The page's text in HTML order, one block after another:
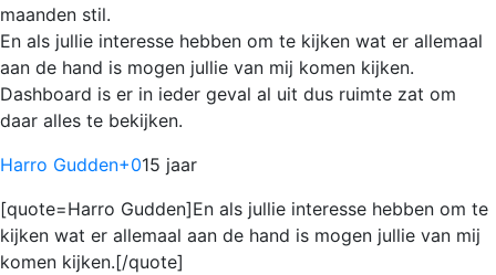
maanden stil.
En als jullie interesse hebben om te kijken wat er allemaal
aan de hand is mogen jullie van mij komen kijken.
Dashboard is er in ieder geval al uit dus ruimte zat om
daar alles te bekijken.
Harro Gudden+015 jaar
[quote=Harro Gudden]En als jullie interesse hebben om te
kijken wat er allemaal aan de hand is mogen jullie van mij
komen kijken.[/quote]